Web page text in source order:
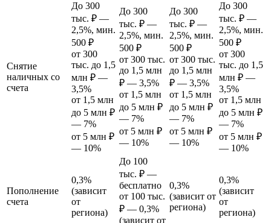
Снятие
наличных со
счета
До 300
тыс. ₽ —
2,5%, мин.
500 ₽
от 300
тыс. до 1,5
млн ₽ —
3,5%
от 1,5 млн
до 5 млн ₽
— 7%
от 5 млн ₽
— 10%
До 300
тыс. ₽ —
2,5%, мин.
500 ₽
от 300 тыс.
до 1,5 млн
₽ — 3,5%
от 1,5 млн
до 5 млн ₽
— 7%
от 5 млн ₽
— 10%
До 300
тыс. ₽ —
2,5%, мин.
500 ₽
от 300 тыс.
до 1,5 млн
₽ — 3,5%
от 1,5 млн
до 5 млн ₽
— 7%
от 5 млн ₽
— 10%
До 300
тыс. ₽ —
2,5%, мин.
500 ₽
от 300
тыс. до 1,5
млн ₽ —
3,5%
от 1,5 млн
до 5 млн ₽
— 7%
от 5 млн ₽
— 10%
Пополнение
счета
0,3%
(зависит
от
региона)
До 100
тыс. ₽ —
бесплатно
от 100 тыс.
₽ — 0,3%
(зависит от
0,3%
(зависит от
региона)
0,3%
(зависит
от
региона)